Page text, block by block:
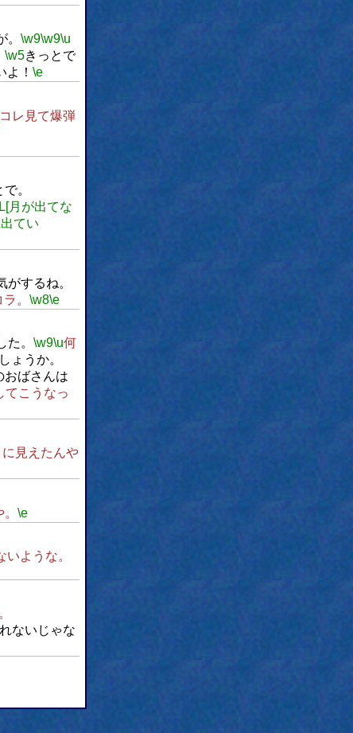
\w9\w9\u
\w5きっとで
よ！ \e
コレ見て爆弾
。
月が出てな
てい
するね。
。 \w8\e
。 \w9\u何
ょうか。
おばさんは
てこうなっ
見えたんや
\e
ような。
ないじゃな